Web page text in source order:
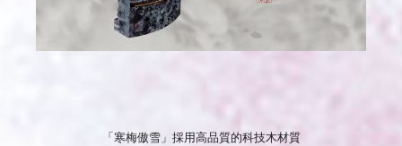
「寒梅傲雪」採用高品質的科技木材質